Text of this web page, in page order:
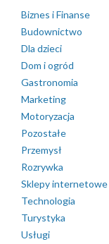
Biznes i Finanse
Budownictwo
Dla dzieci
Dom i ogród
Gastronomia
Marketing
Motoryzacja
Pozostałe
Przemysł
Rozrywka
Sklepy internetowe
Technologia
Turystyka
Usługi